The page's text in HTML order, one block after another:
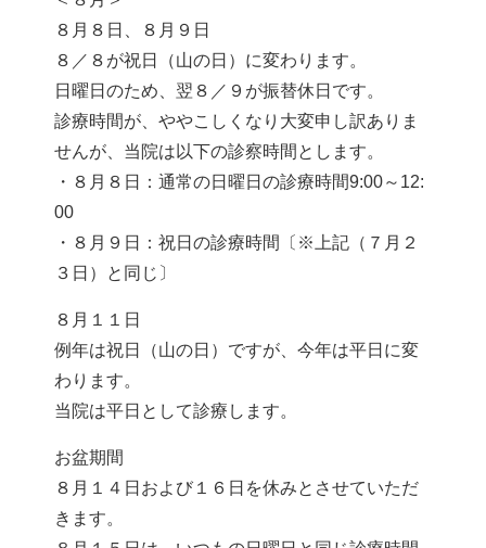
８月８日、８月９日
８／８が祝日（山の日）に変わります。
日曜日のため、翌８／９が振替休日です。
診療時間が、ややこしくなり大変申し訳ありま
せんが、当院は以下の診察時間とします。
・８月８日：通常の日曜日の診療時間9:00～12:
00
・８月９日：祝日の診療時間〔※上記（７月２
３日）と同じ〕
８月１１日
例年は祝日（山の日）ですが、今年は平日に変
わります。
当院は平日として診療します。
お盆期間
８月１４日および１６日を休みとさせていただ
きます。